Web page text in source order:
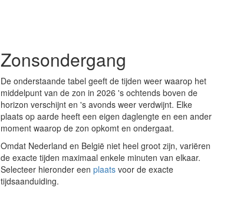
Zonsondergang
De onderstaande tabel geeft de tijden weer waarop het
middelpunt van de zon in 2026 's ochtends boven de
horizon verschijnt en 's avonds weer verdwijnt. Elke
plaats op aarde heeft een eigen daglengte en een ander
moment waarop de zon opkomt en ondergaat.
Omdat Nederland en België niet heel groot zijn, variëren
de exacte tijden maximaal enkele minuten van elkaar.
Selecteer hieronder een plaats voor de exacte
tijdsaanduiding.